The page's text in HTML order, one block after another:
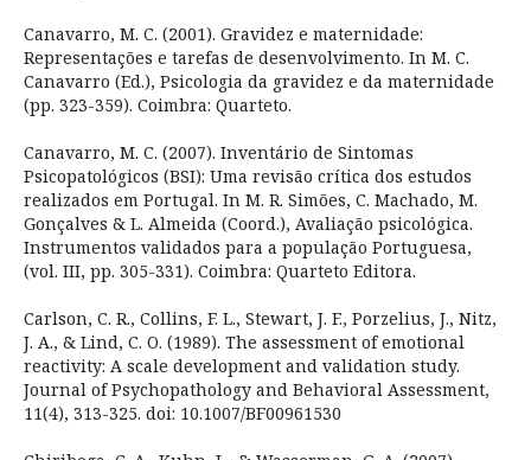
Canavarro, M. C. (2001). Gravidez e maternidade:
Representações e tarefas de desenvolvimento. In M. C.
Canavarro (Ed.), Psicologia da gravidez e da maternidade
(pp. 323-359). Coimbra: Quarteto.
Canavarro, M. C. (2007). Inventário de Sintomas
Psicopatológicos (BSI): Uma revisão crítica dos estudos
realizados em Portugal. In M. R. Simões, C. Machado, M.
Gonçalves & L. Almeida (Coord.), Avaliação psicológica.
Instrumentos validados para a população Portuguesa,
(vol. III, pp. 305-331). Coimbra: Quarteto Editora.
Carlson, C. R., Collins, F. L., Stewart, J. F., Porzelius, J., Nitz,
J. A., & Lind, C. O. (1989). The assessment of emotional
reactivity: A scale development and validation study.
Journal of Psychopathology and Behavioral Assessment,
11(4), 313-325. doi: 10.1007/BF00961530